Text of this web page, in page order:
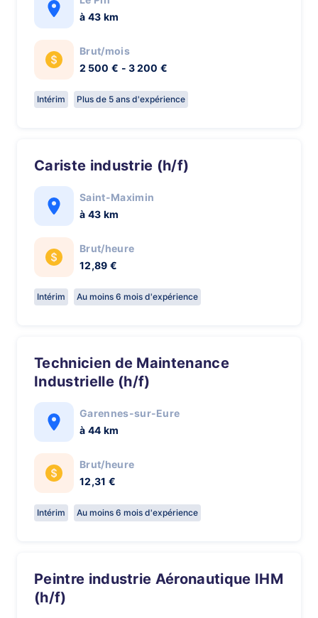
à 43 km
Brut/mois
2 500 € - 3 200 €
Intérim Plus de 5 ans d'expérience
Cariste industrie (h/f)
Saint-Maximin
à 43 km
Brut/heure
12,89 €
Intérim Au moins 6 mois d'expérience
Technicien de Maintenance
Industrielle (h/f)
Garennes-sur-Eure
à 44 km
Brut/heure
12,31 €
Intérim Au moins 6 mois d'expérience
Peintre industrie Aéronautique IHM
(h/f)